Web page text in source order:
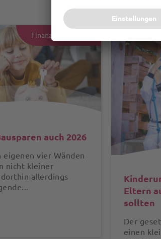
Finanzen & Vorsorge
auch 2026
eigenen vier Wänden
nicht kleiner
allerdings
Eltern
sollten
Der
einen